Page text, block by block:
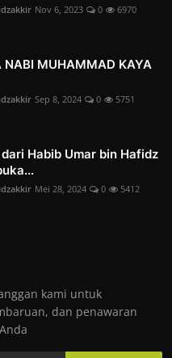
Nov 6, 2023 0 6970
NABI MUHAMMAD KAYA
Sep 8, 2024 0 5751
Habib Umar bin Hafidz
Mei 28, 2024 0 5412
kami untuk
dan penawaran